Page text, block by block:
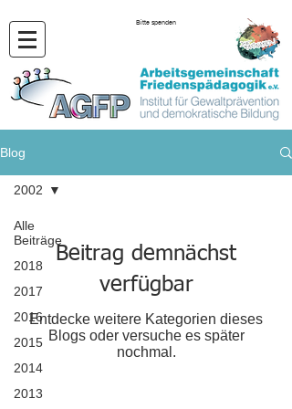
Bitte spenden
Blog
Alle
Beiträge
2018
2017
2016
2015
2014
2013
2002
Beitrag demnächst
verfügbar
Entdecke weitere Kategorien dieses
Blogs oder versuche es später
nochmal.